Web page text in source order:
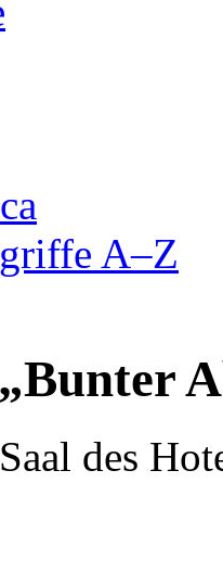
A–Z
Bunter
des